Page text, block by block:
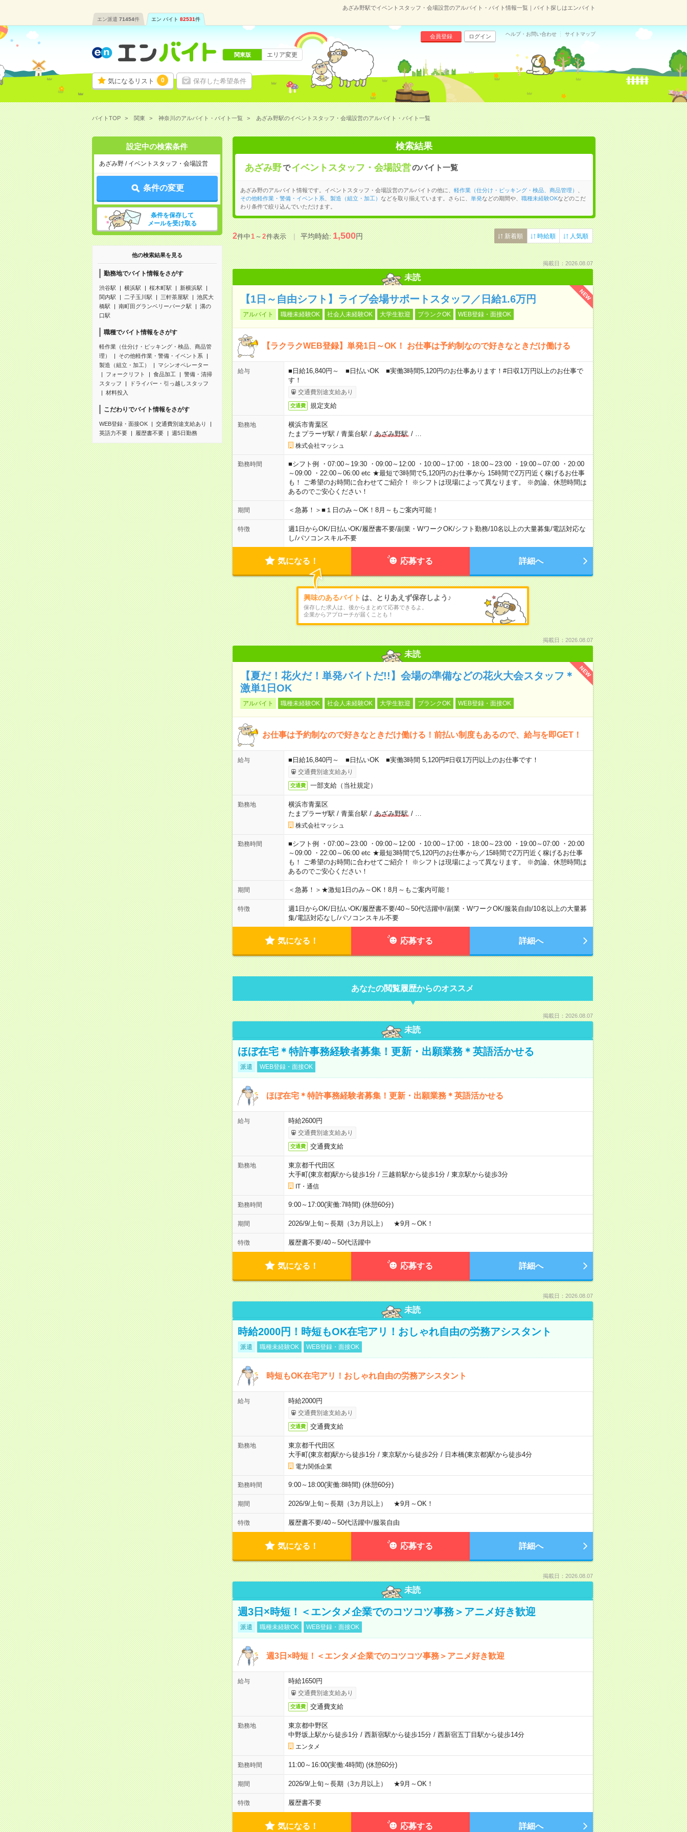
あざみ野駅でイベントスタッフ・会場設営のアルバイト・バイト情報一覧｜バイト探しはエンバイト
エン派遣 71454件 エン バイト 82531件
気になるリスト 0 保存した希望条件
会員登録 ログイン ヘルプ・お問い合わせ サイトマップ
関東版 エリア変更
バイトTOP 関東 神奈川のアルバイト・バイト一覧 あざみ野駅のイベントスタッフ・会場設営のアルバイト・バイト一覧
設定中の検索条件
あざみ野 / イベントスタッフ・会場設営
条件の変更
条件を保存して
メールを受け取る
他の検索結果を見る
勤務地でバイト情報をさがす
渋谷駅 横浜駅 桜木町駅
新横浜駅
関内駅
二子玉川駅 三軒茶屋駅
池尻大
橋駅
南町田グランベリーパーク駅
溝の
口駅
職種でバイト情報をさがす
軽作業（仕分け・ピッキング・検品、商品管
理）
その他軽作業・警備・イベント系
製造（組立・加工）
マシンオペレーター
フォークリフト
食品加工
警備・清掃
スタッフ
ドライバー・引っ越しスタッフ
材料投入
こだわりでバイト情報をさがす
WEB登録・面接OK
交通費別途支給あり
英語力不要
履歴書不要 週5日勤務
検索結果
あざみ野で イベントスタッフ・会場設営のバイト一覧
あざみ野のアルバイト情報です。イベントスタッフ・会場設営のアルバイトの他に、 軽作業（仕分け・ピッキング・検品、商品管理）
その他軽作業・警備・イベント系
製造（組立・加工） などを取り揃えています。さらに、 単発などの期間や、 職種未経験OKなどのこだ
わり条件で絞り込んでいただけます。
2件中1～2件表示 平均時給:1,500円 新着順 時給順 人気順
掲載日：2026.08.07
未読
NEW
【1日～自由シフト】ライブ会場サポートスタッフ／日給1.6万円
アルバイト 職種未経験OK 社会人未経験OK 大学生歓迎 ブランクOK WEB登録・面接OK
【ラクラクWEB登録】単発1日～OK！ お仕事は予約制なので好きなときだけ働ける
給与
■日給16,840円～ ■日払いOK ■実働3時間5,120円のお仕事あります！#日収1万円以上のお仕事で
す！
交通費別途支給あり
交通費 規定支給
勤務地
横浜市青葉区
たまプラーザ駅 / 青葉台駅 / あざみ野駅/
株式会社マッシュ
勤務時間
■シフト例 ・07:00～19:30 ・09:00～12:00 ・10:00～17:00 ・18:00～23:00 ・19:00～07:00 ・20:00
～09:00 ・22:00～06:00 etc ★最短で3時間で5,120円のお仕事から 15時間で2万円近く稼げるお仕事
も！ ご希望のお時間に合わせてご紹介！ ※シフトは現場によって異なります。 ※勿論、休憩時間は
あるのでご安心ください！
期間 ＜急募！＞■１日のみ～OK！8月～もご案内可能！
特徴 週1日からOK/日払いOK/履歴書不要/副業・WワークOK/シフト勤務/10名以上の大量募集/電話対応な
し/パソコンスキル不要
気になる！ 応募する 詳細へ
興味のあるバイト は、とりあえず保存しよう♪
保存した求人は、後からまとめて応募できるよ。
企業からアプローチが届くことも！
掲載日：2026.08.07
未読
NEW
【夏だ！花火だ！単発バイトだ!!】会場の準備などの花火大会スタッフ＊
激単1日OK
アルバイト 職種未経験OK 社会人未経験OK 大学生歓迎 ブランクOK WEB登録・面接OK
お仕事は予約制なので好きなときだけ働ける！前払い制度もあるので、給与を即GET！
給与 ■日給16,840円～ ■日払いOK ■実働3時間 5,120円#日収1万円以上のお仕事です！
交通費別途支給あり
交通費 一部支給（当社規定）
勤務地
横浜市青葉区
たまプラーザ駅 / 青葉台駅 / あざみ野駅/
株式会社マッシュ
勤務時間
■シフト例 ・07:00～23:00 ・09:00～12:00 ・10:00～17:00 ・18:00～23:00 ・19:00～07:00 ・20:00
～09:00 ・22:00～06:00 etc ★最短3時間で5,120円のお仕事から／15時間で2万円近く稼げるお仕事
も！ ご希望のお時間に合わせてご紹介！ ※シフトは現場によって異なります。 ※勿論、休憩時間は
あるのでご安心ください！
期間 ＜急募！＞★激短1日のみ～OK！8月～もご案内可能！
特徴 週1日からOK/日払いOK/履歴書不要/40～50代活躍中/副業・WワークOK/服装自由/10名以上の大量募
集/電話対応なし/パソコンスキル不要
気になる！ 応募する 詳細へ
あなたの閲覧履歴からのオススメ
掲載日：2026.08.07
未読
ほぼ在宅＊特許事務経験者募集！更新・出願業務＊英語活かせる
派遣 WEB登録・面接OK
ほぼ在宅＊特許事務経験者募集！更新・出願業務＊英語活かせる
給与 時給2600円
交通費別途支給あり
交通費 交通費支給
勤務地
東京都千代田区
大手町(東京都)駅から徒歩1分/ 三越前駅から徒歩1分/ 東京駅から徒歩3分
IT・通信
勤務時間 9:00～17:00(実働:7時間) (休憩60分)
期間 2026/9/上旬～長期（3カ月以上） ★9月～OK！
特徴 履歴書不要/40～50代活躍中
気になる！ 応募する 詳細へ
掲載日：2026.08.07
未読
時給2000円！時短もOK在宅アリ！おしゃれ自由の労務アシスタント
派遣 職種未経験OK WEB登録・面接OK
時短もOK在宅アリ！おしゃれ自由の労務アシスタント
給与 時給2000円
交通費別途支給あり
交通費 交通費支給
勤務地
東京都千代田区
大手町(東京都)駅から徒歩1分/ 東京駅から徒歩2分/ 日本橋(東京都)駅から徒歩4分
電力関係企業
勤務時間 9:00～18:00(実働:8時間) (休憩60分)
期間 2026/9/上旬～長期（3カ月以上） ★9月～OK！
特徴 履歴書不要/40～50代活躍中/服装自由
気になる！ 応募する 詳細へ
掲載日：2026.08.07
未読
週3日×時短！＜エンタメ企業でのコツコツ事務＞アニメ好き歓迎
派遣 職種未経験OK WEB登録・面接OK
週3日×時短！＜エンタメ企業でのコツコツ事務＞アニメ好き歓迎
給与 時給1650円
交通費別途支給あり
交通費 交通費支給
勤務地
東京都中野区
中野坂上駅から徒歩1分/ 西新宿駅から徒歩15分/ 西新宿五丁目駅から徒歩14分
エンタメ
勤務時間 11:00～16:00(実働:4時間) (休憩60分)
期間 2026/9/上旬～長期（3カ月以上） ★9月～OK！
特徴 履歴書不要
気になる！ 応募する 詳細へ